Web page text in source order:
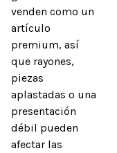
venden como un
artículo
premium, así
que rayones,
piezas
aplastadas o una
presentación
débil pueden
afectar las